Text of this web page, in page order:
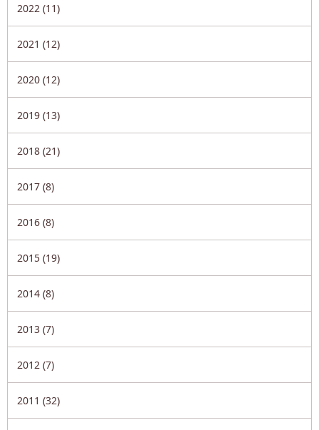
2022 (11)
2021 (12)
2020 (12)
2019 (13)
2018 (21)
2017 (8)
2016 (8)
2015 (19)
2014 (8)
2013 (7)
2012 (7)
2011 (32)